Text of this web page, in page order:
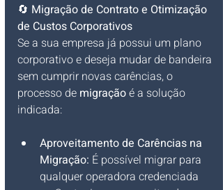
🔄 Migração de Contrato e Otimização
de Custos Corporativos
Se a sua empresa já possui um plano
corporativo e deseja mudar de bandeira
sem cumprir novas carências, o
processo de migração é a solução
indicada:
Aproveitamento de Carências na
Migração: É possível migrar para
qualquer operadora credenciada